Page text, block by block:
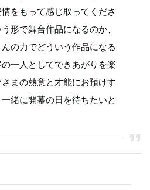
をもって感じ取ってくださ
形で舞台作品になるのか、
の力でどういう作品になる
一人としてできあがりを楽
まの熱意と才能にお預けす
緒に開幕の日を待ちたいと